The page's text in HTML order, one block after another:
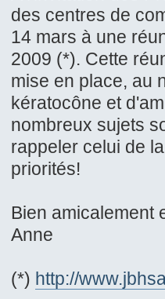
des centres de
14 mars à une
2009 (*). Cette
mise en place, au
kératocône et
nombreux sujets
rappeler celui de
priorités!
Bien amicalement
Anne
(*) http://